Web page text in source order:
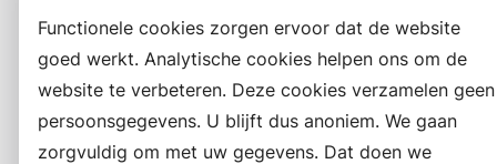
Functionele cookies zorgen ervoor dat de website
goed werkt. Analytische cookies helpen ons om de
website te verbeteren. Deze cookies verzamelen geen
persoonsgegevens. U blijft dus anoniem. We gaan
zorgvuldig om met uw gegevens. Dat doen we
RSS
LinkedIn
Instagram